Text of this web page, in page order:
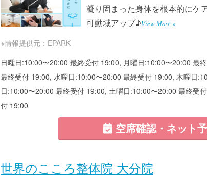
凝り固まった身体を根本的に
可動域アップ♪View More »
※情報提供元：EPARK
日曜日:10:00〜20:00 最終受付 19:00, 月曜日:10:00〜20:00 最
最終受付 19:00, 水曜日:10:00〜20:00 最終受付 19:00, 木曜日
日:10:00〜20:00 最終受付 19:00, 土曜日:10:00〜20:00 最終受
付 19:00
空席確認・ネット
世界のこころ整体院 大分院